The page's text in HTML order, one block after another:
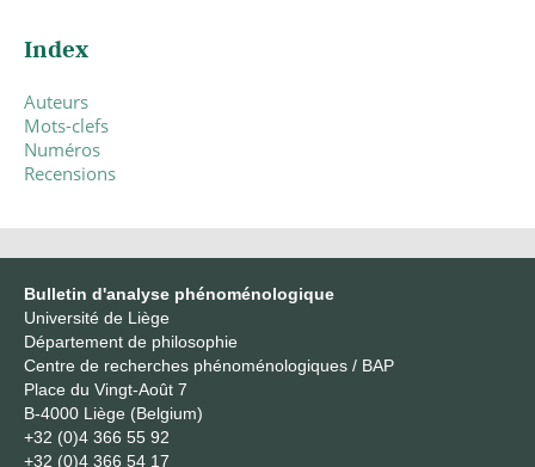
Index
Auteurs
Mots-clefs
Numéros
Recensions
Bulletin d'analyse phénoménologique
Université de Liège
Département de philosophie
Centre de recherches phénoménologiques / BAP
Place du Vingt-Août 7
B-4000 Liège (Belgium)
+32 (0)4 366 55 92
+32 (0)4 366 54 17